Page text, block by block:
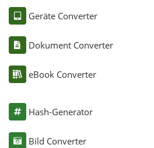
Geräte Converter
Dokument Converter
eBook Converter
Hash-Generator
Bild Converter